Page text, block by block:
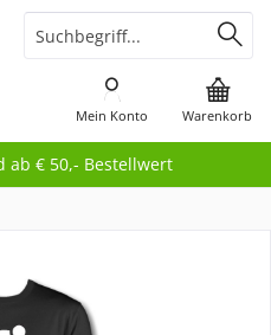
ab € 50,- Bestellwert
Warenkorb
Mein Konto